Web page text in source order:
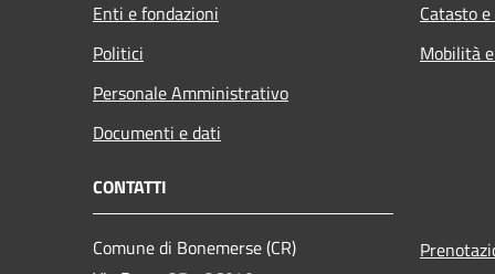
Enti e fondazioni
Politici
Personale Amministrativo
Documenti e dati
Catasto
Mobilità
CONTATTI
Comune di Bonemerse (CR)